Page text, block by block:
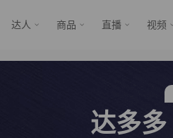
达人 商品 直播 视频
达多多